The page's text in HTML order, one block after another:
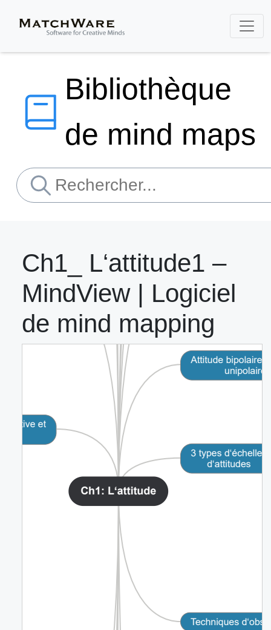
Bibliothèque
de mind maps
Ch1_ L‘attitude1 –
MindView | Logiciel
de mind mapping